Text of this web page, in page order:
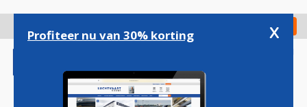
gaan
Check in
Profiteer nu van 30% korting x